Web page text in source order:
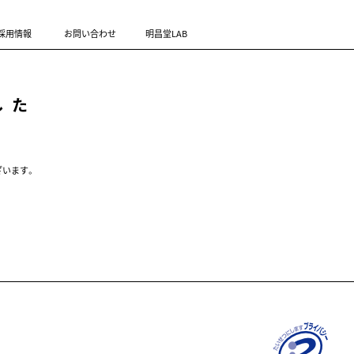
用情報 お問い合わせ 明昌堂LAB
ます。